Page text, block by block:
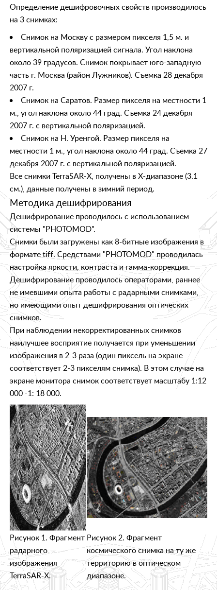
Определение дешифровочных свойств производилось
на 3 снимках:
Снимок на Москву с размером пикселя 1,5 м. и
вертикальной поляризацией сигнала. Угол наклона
около 39 градусов. Снимок покрывает юго-западную
часть г. Москва (район Лужников). Съемка 28 декабря
2007 г.
Снимок на Саратов. Размер пикселя на местности 1
м., угол наклона около 44 град. Съемка 24 декабря
2007 г. с вертикальной поляризацией.
Снимок на Н. Уренгой. Размер пикселя на
местности 1 м., угол наклона около 44 град. Съемка 27
декабря 2007 г. с вертикальной поляризацией.
Все снимки TerraSAR-X, получены в X-диапазоне (3.1
см.), данные получены в зимний период.
Методика дешифрирования
Дешифрирование проводилось с использованием
системы "PHOTOMOD".
Снимки были загружены как 8-битные изображения в
формате tiff. Средствами "PHOTOMOD" проводилась
настройка яркости, контраста и гамма-коррекция.
Дешифрирование проводилось операторами, раннее
не имевшими опыта работы с радарными снимками,
но имеющими опыт дешифрирования оптических
снимков.
При наблюдении некорректированных снимков
наилучшее восприятие получается при уменьшении
изображения в 2-3 раза (один пиксель на экране
соответствует 2-3 пикселям снимка). В этом случае на
экране монитора снимок соответствует масштабу 1:12
000 -1: 18 000.
Рисунок 1. Фрагмент
радарного
изображения
TerraSAR-X.
Рисунок 2. Фрагмент
космического снимка на ту же
территорию в оптическом
диапазоне.